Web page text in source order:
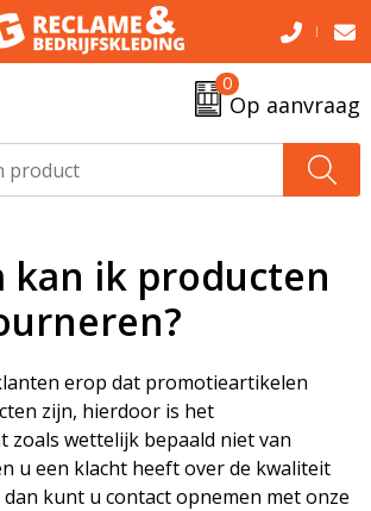
0
Op aanvraag
zaklampen
en Mutsen
en Kussens
en mondkapjes
en Sjaals
en Mutsen
en Sjaals
blouses
kan ik producten
erop dat promotieartikelen
zijn, hierdoor is het
zoals wettelijk bepaald niet van
u een klacht heeft over de kwaliteit
kunt u contact opnemen met onze